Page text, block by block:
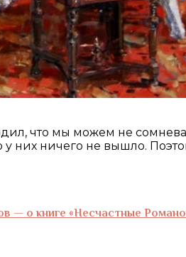
что мы можем не
ничего не вышло.
— о книге «Несчастные